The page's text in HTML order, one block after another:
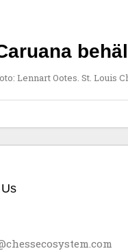
Lennart Ootes. St. Louis